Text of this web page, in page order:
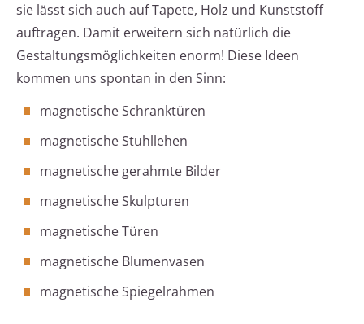
sie lässt sich auch auf Tapete, Holz und Kunststoff
auftragen. Damit erweitern sich natürlich die
Gestaltungsmöglichkeiten enorm! Diese Ideen
kommen uns spontan in den Sinn:
magnetische Schranktüren
magnetische Stuhllehen
magnetische gerahmte Bilder
magnetische Skulpturen
magnetische Türen
magnetische Blumenvasen
magnetische Spiegelrahmen